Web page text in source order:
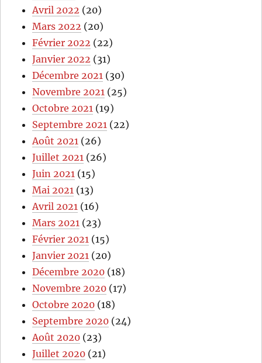
Avril 2022 (20)
Mars 2022 (20)
Février 2022 (22)
Janvier 2022 (31)
Décembre 2021 (30)
Novembre 2021 (25)
Octobre 2021 (19)
Septembre 2021 (22)
Août 2021 (26)
Juillet 2021 (26)
Juin 2021 (15)
Mai 2021 (13)
Avril 2021 (16)
Mars 2021 (23)
Février 2021 (15)
Janvier 2021 (20)
Décembre 2020 (18)
Novembre 2020 (17)
Octobre 2020 (18)
Septembre 2020 (24)
Août 2020 (23)
Juillet 2020 (21)